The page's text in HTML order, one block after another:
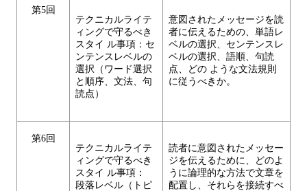
第5回
テクニカルライテ
ィングで守るべき
スタイ ル事項：セ
ンテンスレベルの
選択（ワード選択
と順序、文法、句
読点）
意図されたメッセージを読
者に伝えるための、単語レ
ベルの選択、センテンスレ
ベルの選択、語順、句読
点、どの ような文法規則
に従うべきか。
第6回
テクニカルライテ
ィングで守るべき
スタイ ル事項：
段落レベル（トピ
読者に意図されたメッセー
ジを伝えるために、どのよ
うに論理的な方法で文章を
配置し、それらを接続すべ